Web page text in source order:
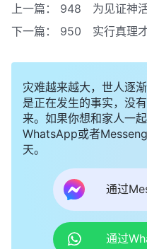
上一篇： 948 为见证神
下一篇： 950 实行真理才
灾难越来越大，世人逐
是正在发生的事实，没
来。如果你想和家人一
WhatsApp或者
天。
通过
通过